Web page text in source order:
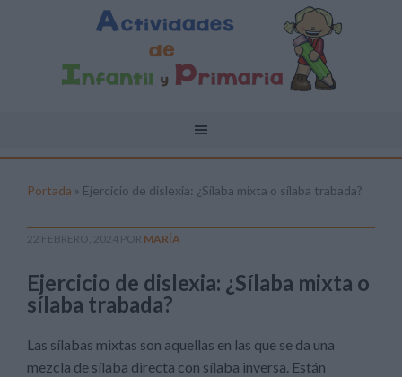
Portada » Ejercicio de dislexia: ¿Sílaba mixta o sílaba trabada?
22 FEBRERO, 2024 POR MARÍA
Ejercicio de dislexia: ¿Sílaba mixta o
sílaba trabada?
Las sílabas mixtas son aquellas en las que se da una
mezcla de sílaba directa con sílaba inversa. Están